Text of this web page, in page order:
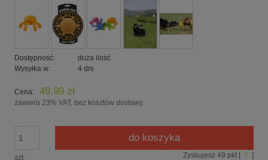
Dostępność:
duża ilość
Wysyłka w:
4 dni
Cena: 49,99 zł
zawiera 23% VAT, bez kosztów dostawy
szt.
do koszyka
Zyskujesz 49 pkt [ ? ]